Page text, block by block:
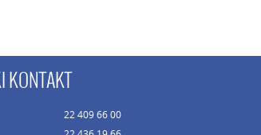
KONTAKT
22 409 66 00